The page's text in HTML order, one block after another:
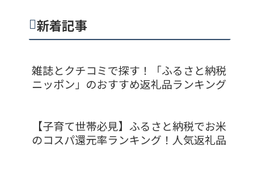
新着記事
雑誌とクチコミで探す！「ふるさと納税
ニッポン」のおすすめ返礼品ランキング
【子育て世帯必見】ふるさと納税でお米
のコスパ還元率ランキング！人気返礼品